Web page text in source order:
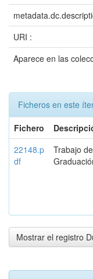
URI :
Aparece en las
Ficheros en este
Fichero
22148.p
df
Trabajo de
Mostrar el registro